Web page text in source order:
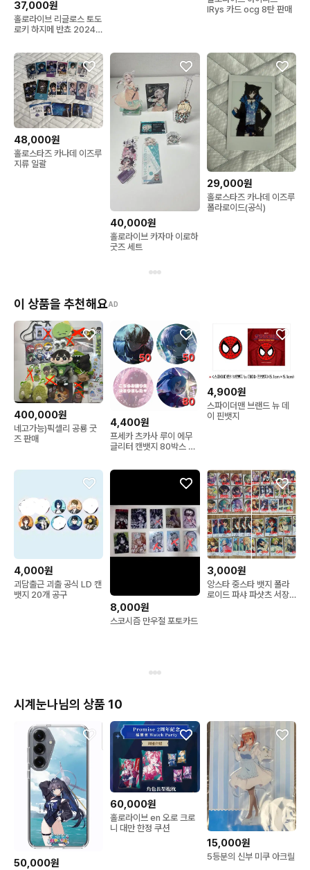
37,000원
홀로라이브 리글로스 토도
로키 하지메 반쵸 2024
IRys 카드 ocg 8탄 판매
48,000원
홀로스타즈 카나데 이즈루
지류 일괄
40,000원
홀로라이브 카자마 이로하
굿즈 세트
29,000원
홀로스타즈 카나데 이즈루
폴라로이드(공식)
이 상품을 추천해요AD
400,000원
네고가능)픽셀리 공룡 굿
즈 판매
4,400원
프세카 츠카사 루이 에무
글리터 캔뱃지 80박스 공
4,900원
스파이더맨 브랜드 뉴 데
이 핀뱃지
4,000원
괴담출근 괴출 공식 LD 캔
뱃지 20개 공구
8,000원
스코시즘 만우절 포토카드
3,000원
앙스타 중스타 뱃지 폴라
로이드 파샤 파샷츠 서장
시계눈나님의 상품 10
50,000원
60,000원
홀로라이브 en 오로 크로
니 대만 한정 쿠션
15,000원
5등분의 신부 미쿠 아크릴